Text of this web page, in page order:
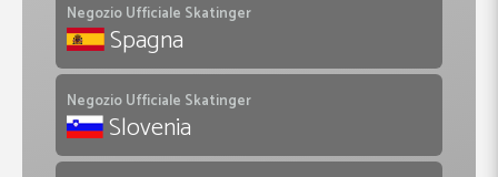
Negozio Ufficiale Skatinger
Spagna
Negozio Ufficiale Skatinger
Slovenia